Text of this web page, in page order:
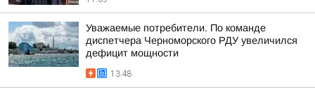
Уважаемые потребители. По команде
диспетчера Черноморского РДУ увеличился
дефицит мощности
13:48